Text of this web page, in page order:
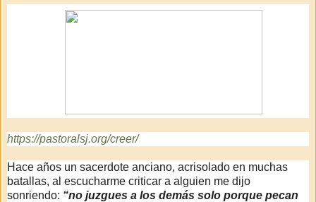
https://pastoralsj.org/creer/
Hace años un sacerdote anciano, acrisolado en muchas
batallas, al escucharme criticar a alguien me dijo
sonriendo: “no juzgues a los demás solo porque pecan